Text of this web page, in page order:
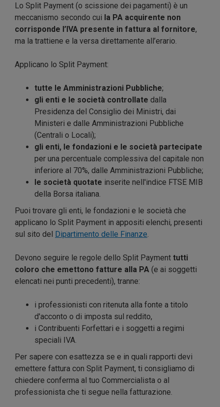
Lo Split Payment (o scissione dei pagamenti) è un
meccanismo secondo cui la PA acquirente non
corrisponde l’IVA presente in fattura al fornitore,
ma la trattiene e la versa direttamente all’erario.
Applicano lo Split Payment:
tutte le Amministrazioni Pubbliche;
gli enti e le società controllate dalla
Presidenza del Consiglio dei Ministri, dai
Ministeri e dalle Amministrazioni Pubbliche
(Centrali o Locali);
gli enti, le fondazioni e le società partecipate
per una percentuale complessiva del capitale non
inferiore al 70%, dalle Amministrazioni Pubbliche;
le società quotate inserite nell'indice FTSE MIB
della Borsa italiana.
Puoi trovare gli enti, le fondazioni e le società che
applicano lo Split Payment in appositi elenchi, presenti
sul sito del Dipartimento delle Finanze.
Devono seguire le regole dello Split Payment tutti
coloro che emettono fatture alla PA (e ai soggetti
elencati nei punti precedenti), tranne:
i professionisti con ritenuta alla fonte a titolo
d'acconto o di imposta sul reddito,
i Contribuenti Forfettari e i soggetti a regimi
speciali IVA.
Per sapere con esattezza se e in quali rapporti devi
emettere fattura con Split Payment, ti consigliamo di
chiedere conferma al tuo Commercialista o al
professionista che ti segue nella fatturazione.